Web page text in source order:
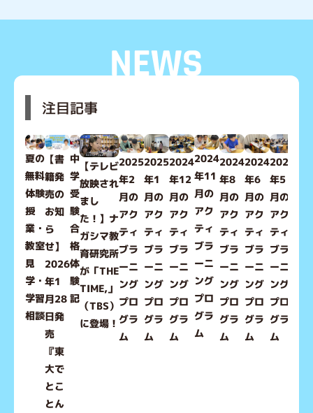
注目記事
夏の
無料
体験
授
業・
教室
見
学・
学習
相談
【書
籍発
売の
お知
ら
せ】
2026
年1
月28
日発
売
『東
大で
とこ
とん
中
学
受
験
合
格
体
験
記
【テレビ
放映され
まし
た！】ナ
ガシマ教
育研究所
が「THE
TIME,」
（TBS）
に登場！
2025
年2
月の
アク
ティ
ブラ
ーニ
ング
プロ
グラ
ム
2025
年1
月の
アク
ティ
ブラ
ーニ
ング
プロ
グラ
ム
2024
年12
月の
アク
ティ
ブラ
ーニ
ング
プロ
グラ
ム
2024
年11
月の
アク
ティ
ブラ
ーニ
ング
プロ
グラ
ム
2024
年8
月の
アク
ティ
ブラ
ーニ
ング
プロ
グラ
ム
2024
年6
月の
アク
ティ
ブラ
ーニ
ング
プロ
グラ
ム
2024
年5
月の
アク
ティ
ブラ
ーニ
ング
プロ
グラ
ム